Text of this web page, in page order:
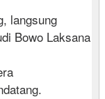
langsung
Bowo Laksana